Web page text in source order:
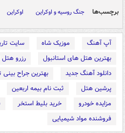
برچسب‌ها جنگ روسیه و اوکراین اوکراین
آپ آهنگ موزیک شاه
سایت
بهترین هتل های استانبول
رزرو هتل
دانلود آهنگ جدید
بهترین جراح بینی
پرشین هتل
ثبت نام بیمه اربعین
مزایده خودرو
خرید بلیط استخر
فروشنده مواد شیمیایی